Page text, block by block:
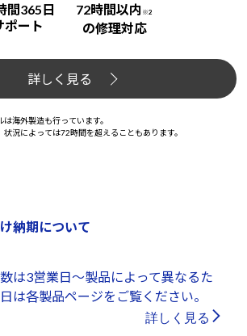
間365日
ポート
72時間以内 ※2
の修理対応
詳しく見る
海外製造も行っています。
況によっては72時間を超えることもあります。
納期について
は3営業日～製品によって異なるた
は各製品ページをご覧ください。
詳しく見る